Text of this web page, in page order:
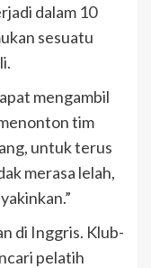
dalam 10
sesuatu
mengambil
tim
untuk terus
merasa lelah,
di Inggris. Klub-
pelatih